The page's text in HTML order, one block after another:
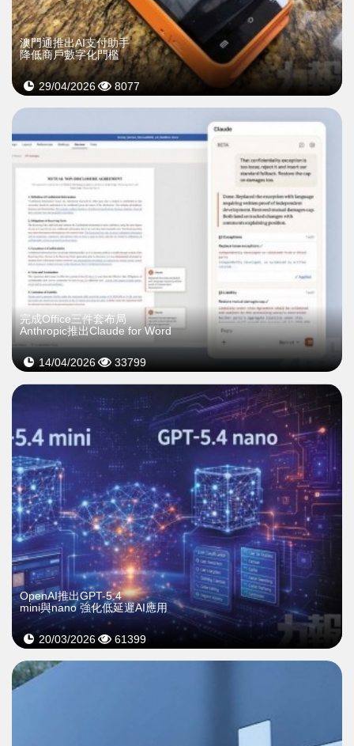
澳門通推出AI支付助手
降低商戶數字化門檻
29/04/2026 8077
完成Office三件套布局
Anthropic推出Claude for Word
14/04/2026 33799
OpenAI推出GPT-5.4
mini與nano 強化低延遲AI應用
20/03/2026 61399